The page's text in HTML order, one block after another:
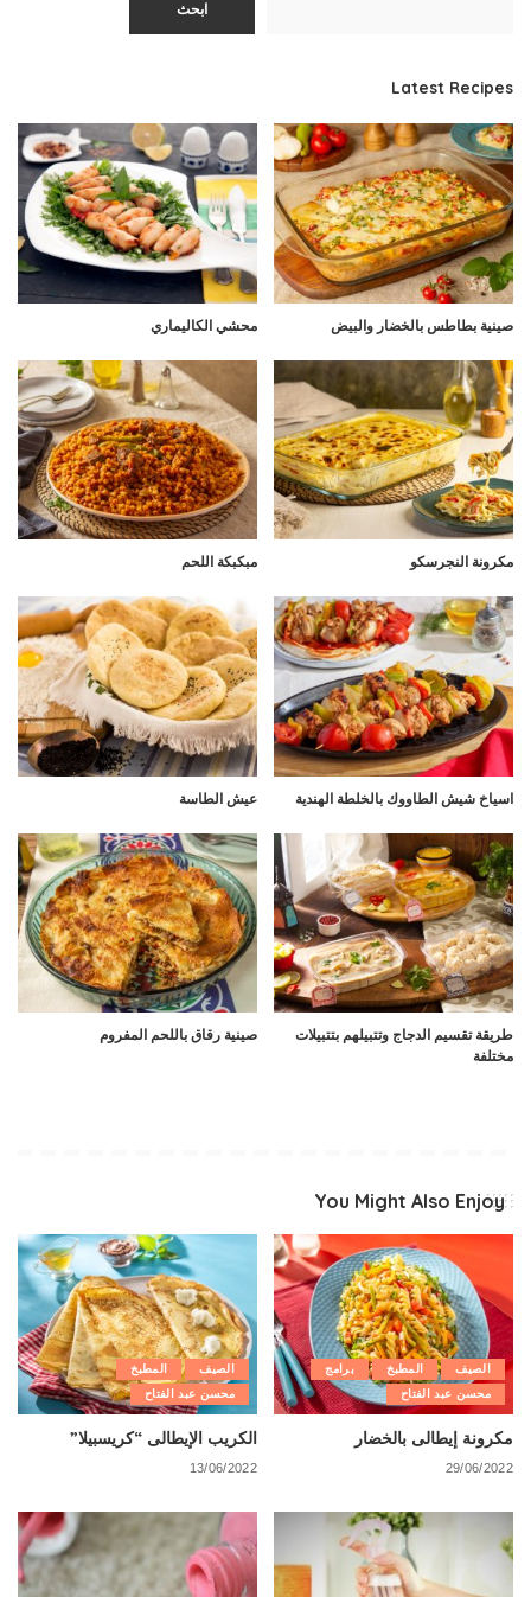
ابحث
Latest Recipes
صينية بطاطس بالخضار والبيض محشي الكاليماري
مكرونة النجرسكو مبكبكة اللحم
اسياخ شيش الطاووك بالخلطة الهندية عيش الطاسة
طريقة تقسيم الدجاج وتتبيلهم بتتبيلات
مختلفة
صينية رقاق باللحم المفروم
You Might Also Enjoy
الصيف المطبخ
برامج
محسن عبد الفتاح
مكرونة إيطالى بالخضار
29/06/2022
الصيف
المطبخ
محسن عبد الفتاح
الكريب الإيطالى “كريسبيلا”
13/06/2022